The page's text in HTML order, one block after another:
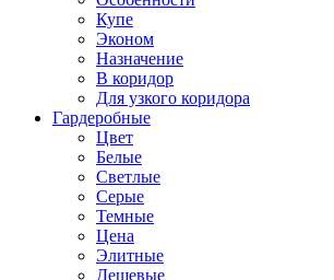
Купе
Эконом
Назначение
В коридор
Для узкого коридора
Гардеробные
Цвет
Белые
Светлые
Серые
Темные
Цена
Элитные
Дешевые